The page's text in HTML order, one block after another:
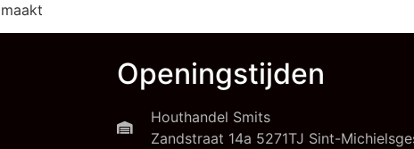
maakt
Openingstijden
Houthandel Smits
Zandstraat 14a 5271TJ Sint-